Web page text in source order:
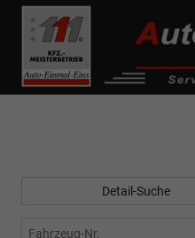
------------ Host Name :
Detail-Suche
Fahrzeug-